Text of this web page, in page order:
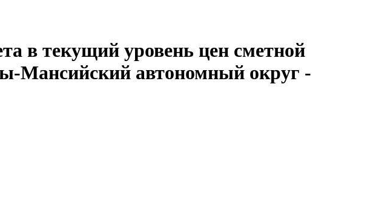
в текущий уровень цен сметной
Мансийский автономный округ -